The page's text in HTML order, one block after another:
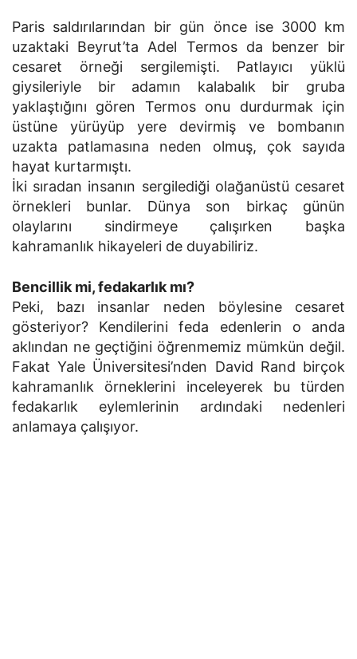
Paris saldırılarından bir gün önce ise 3000 km
uzaktaki Beyrut’ta Adel Termos da benzer bir
cesaret örneği sergilemişti. Patlayıcı yüklü
giysileriyle bir adamın kalabalık bir gruba
yaklaştığını gören Termos onu durdurmak için
üstüne yürüyüp yere devirmiş ve bombanın
uzakta patlamasına neden olmuş, çok sayıda
hayat kurtarmıştı.
İki sıradan insanın sergilediği olağanüstü cesaret
örnekleri bunlar. Dünya son birkaç günün
olaylarını sindirmeye çalışırken başka
kahramanlık hikayeleri de duyabiliriz.
Bencillik mi, fedakarlık mı?
Peki, bazı insanlar neden böylesine cesaret
gösteriyor? Kendilerini feda edenlerin o anda
aklından ne geçtiğini öğrenmemiz mümkün değil.
Fakat Yale Üniversitesi’nden David Rand birçok
kahramanlık örneklerini inceleyerek bu türden
fedakarlık eylemlerinin ardındaki nedenleri
anlamaya çalışıyor.